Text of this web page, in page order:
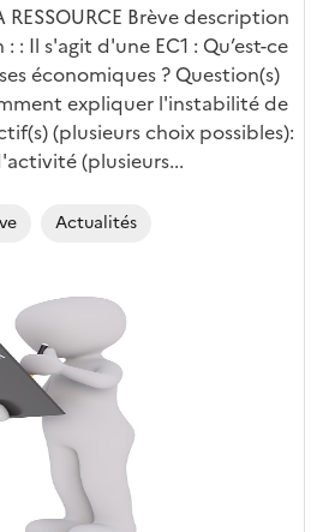
RESSOURCE Brève description
Il s'agit d'une EC1 : Qu’est-ce
économiques ? Question(s)
expliquer l'instabilité de
(plusieurs choix possibles):
(plusieurs...
Actualités